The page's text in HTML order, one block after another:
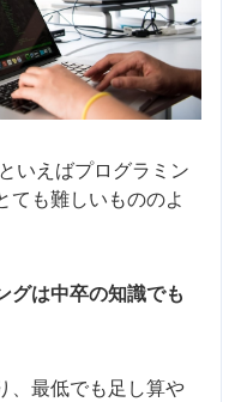
いえばプログラミン
ても難しいもののよ
グは中卒の知識でも
、最低でも足し算や